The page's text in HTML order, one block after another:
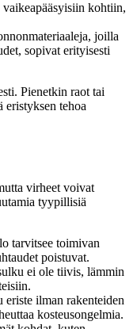
kohtiin,
joilla
sopivat erityisesti
Pienetkin raot tai
tehoa
virheet voivat
tyypillisiä
tarvitsee toimivan
poistuvat.
ei ole tiivis, lämmin
eriste ilman rakenteiden
kosteusongelmia.